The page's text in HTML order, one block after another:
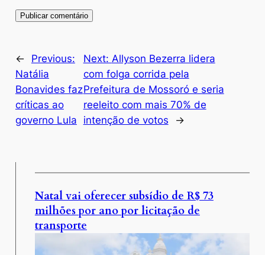
←
Previous:
Natália
Bonavides faz
críticas ao
governo Lula
Next: Allyson Bezerra lidera
com folga corrida pela
Prefeitura de Mossoró e seria
reeleito com mais 70% de
intenção de votos
→
Natal vai oferecer subsídio de R$ 73
milhões por ano por licitação de
transporte